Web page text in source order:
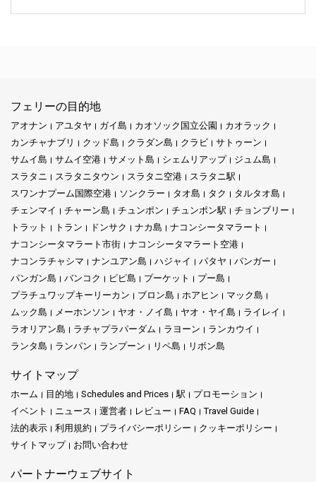
フェリーの目的地
アオナン アユタヤ ガイ島 カオソック国立公園
カオラック
カンチャナブリ
クッド島 クラダン島 クラビ
サトゥーン
サムイ島
サムイ空港 サメット島 シェムリアップ
ジュム島
スラタニ
スラタニタウン スラタニ空港
スラタニ駅
スワンナプーム国際空港
ソンクラー タオ島 タク
タルタオ島
チェンマイ
チャーン島 チュンポン チュンポン駅
チョンブリー
トラット
トラン ドンサク ナカ島
ナコンシータマラート
ナコンシータマラート市街
ナコンシータマラート空港
ナコンラチャシマ
ナンユアン島 ハジャイ パタヤ
パンガー
パンガン島
バンコク ピピ島 プーケット
プー島
プラチュワップキーリーカン
ブロン島 ホアヒン
マック島
ムック島
メーホンソン ヤオ・ノイ島 ヤオ・ヤイ島
ライレイ
ラオリアン島
ラチャプラパーダム ラヨーン
ランカウイ
ランタ島
ランパン ランプーン リペ島 リボン島
サイトマップ
ホーム 目的地 Schedules and Prices 駅
プロモーション
イベント
ニュース 運営者 レビュー FAQ
Travel Guide
法的表示
利用規約 プライバシーポリシー
クッキーポリシー
サイトマップ
お問い合わせ
パートナーウェブサイト